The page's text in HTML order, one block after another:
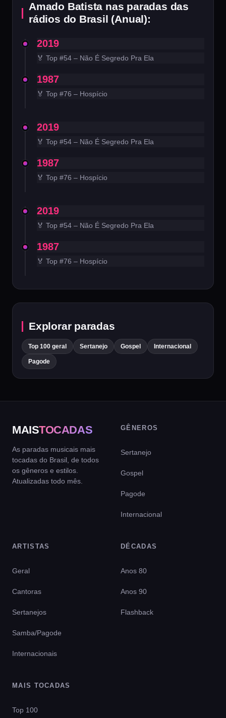
Amado Batista nas paradas das
rádios do Brasil (Anual):
2019
🏅 Top #54 – Não É Segredo Pra Ela
1987
🏅 Top #76 – Hospício
2019
🏅 Top #54 – Não É Segredo Pra Ela
1987
🏅 Top #76 – Hospício
2019
🏅 Top #54 – Não É Segredo Pra Ela
1987
🏅 Top #76 – Hospício
Explorar paradas
Top 100 geral Sertanejo Gospel Internacional
Pagode
MAISTOCADAS
As paradas musicais mais
tocadas do Brasil, de todos
os gêneros e estilos.
Atualizadas todo mês.
GÊNEROS
Sertanejo
Gospel
Pagode
Internacional
ARTISTAS
Geral
Cantoras
Sertanejos
Samba/Pagode
Internacionais
DÉCADAS
Anos 80
Anos 90
Flashback
MAIS TOCADAS
Top 100